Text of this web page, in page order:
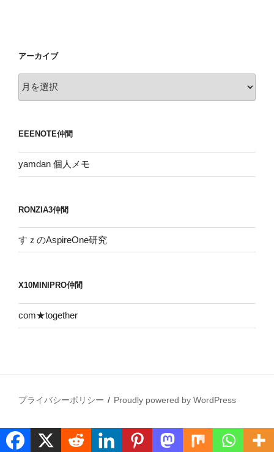
アーカイブ
ー
ブ
EEENOTE仲間
yamdan 個人メモ
RONZIA3仲間
すｚのAspireOne研究
X10MINIPRO仲間
com★together
プライバシーポリシー Proudly powered by WordPress